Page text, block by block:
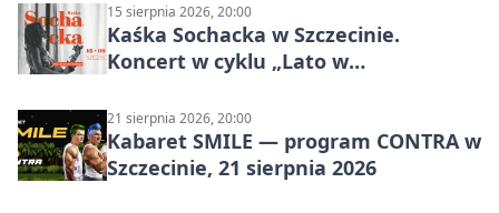
15 sierpnia 2026, 20:00
Kaśka Sochacka w Szczecinie.
Koncert w cyklu „Lato w
21 sierpnia 2026, 20:00
Kabaret SMILE — program CONTRA w
Szczecinie, 21 sierpnia 2026